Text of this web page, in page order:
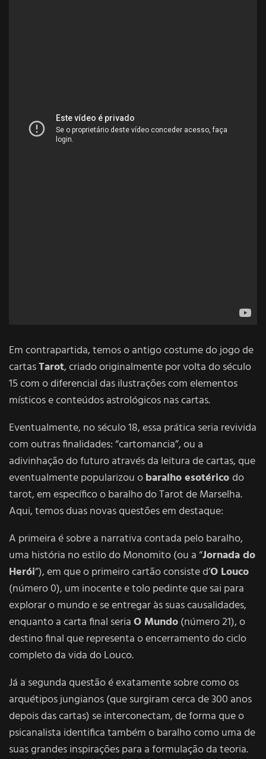
Em contrapartida, temos o antigo costume do jogo de
cartasTarot, criado originalmente por volta do século
15 com o diferencial das ilustrações com elementos
místicos e conteúdos astrológicos nas cartas.
Eventualmente, no século 18, essa prática seria revivida
com outras finalidades: “cartomancia”, ou a
adivinhação do futuro através da leitura de cartas, que
eventualmente popularizou obaralho esotéricodo
tarot, em específico o baralho do Tarot de Marselha.
Aqui, temos duas novas questões em destaque:
A primeira é sobre a narrativa contada pelo baralho,
uma história no estilo do Monomito (ou a “Jornada do
Herói”), em que o primeiro cartão consiste d’O Louco
(número 0), um inocente e tolo pedinte que sai para
explorar o mundo e se entregar às suas causalidades,
enquanto a carta final seriaO Mundo(número 21), o
destino final que representa o encerramento do ciclo
completo da vida do Louco.
Já a segunda questão é exatamente sobre como os
arquétipos jungianos (que surgiram cerca de 300 anos
depois das cartas) se interconectam, de forma que o
psicanalista identifica também o baralho como uma de
suas grandes inspirações para a formulação da teoria.